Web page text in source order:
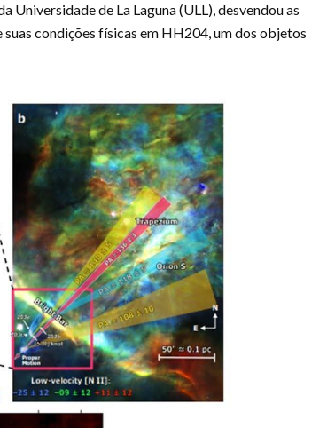
Universidade de La Laguna (ULL), desvendou as
condições físicas em HH204, um dos objetos